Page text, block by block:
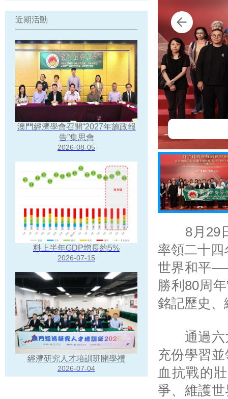
近期活動
澳門經濟學會召開“2027年施政報
告”集思會
2026-08-05
料上半年GDP增長約5%
2026-07-15
經濟研究人才培訓班開學禮
2026-07-04
展”導覽1
展”導覽2
” 題辭並合照
8月29日
率領二十四
世界和平
勝利80周
銘記歷史
通過六大
充份學習
血抗戰的
爭、維護